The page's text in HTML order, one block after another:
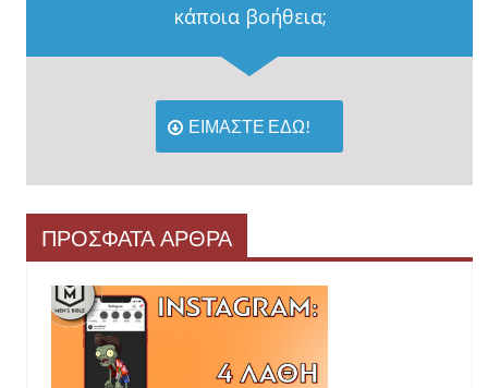
κάποια βοήθεια;
ΕΙΜΑΣΤΕ ΕΔΩ!
ΠΡΟΣΦΑΤΑ ΑΡΘΡΑ